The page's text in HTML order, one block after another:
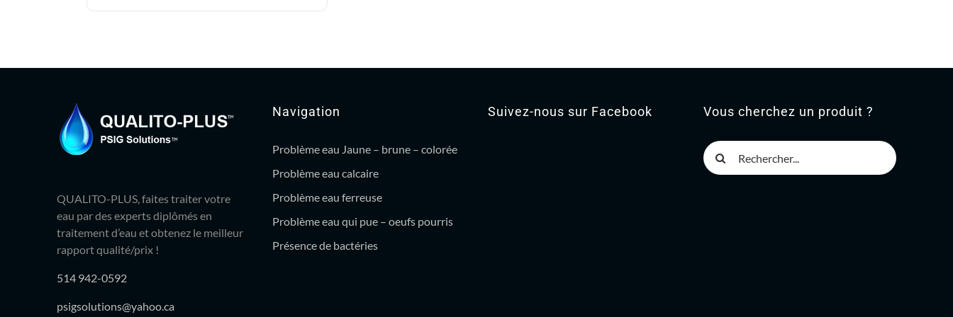
QUALITO-PLUS, faites traiter votre
eau par des experts diplômés en
traitement d’eau et obtenez le meilleur
rapport qualité/prix !
514 942-0592
psigsolutions@yahoo.ca
Navigation
Problème eau Jaune – brune – colorée
Problème eau calcaire
Problème eau ferreuse
Problème eau qui pue – oeufs pourris
Présence de bactéries
Suivez-nous sur Facebook Vous cherchez un produit ?
Rechercher